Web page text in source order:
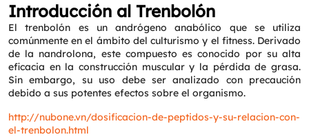
Introducción al Trenbolón
El trenbolón es un andrógeno anabólico que se utiliza
comúnmente en el ámbito del culturismo y el fitness. Derivado
de la nandrolona, este compuesto es conocido por su alta
eficacia en la construcción muscular y la pérdida de grasa.
Sin embargo, su uso debe ser analizado con precaución
debido a sus potentes efectos sobre el organismo.
http://nubone.vn/dosificacion-de-peptidos-y-su-relacion-con-
el-trenbolon.html